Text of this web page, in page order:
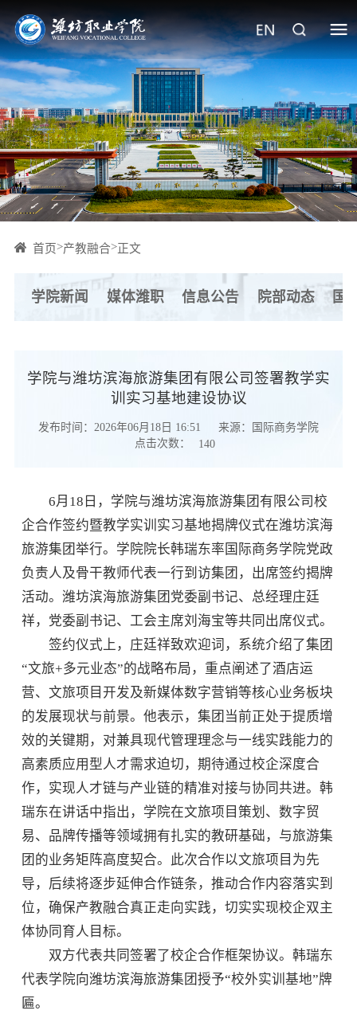
学院新闻 媒体潍职 信息公告 院部动态 国
首页>产教融合>正文
学院与潍坊滨海旅游集团有限公司签署教学实
训实习基地建设协议
发布时间：2026年06月18日 16:51
来源：国际商务学院
点击次数：
140
6月18日，学院与潍坊滨海旅游集团有限公司校
企合作签约暨教学实训实习基地揭牌仪式在潍坊滨海
旅游集团举行。学院院长韩瑞东率国际商务学院党政
负责人及骨干教师代表一行到访集团，出席签约揭牌
活动。潍坊滨海旅游集团党委副书记、总经理庄廷
祥，党委副书记、工会主席刘海宝等共同出席仪式。
签约仪式上，庄廷祥致欢迎词，系统介绍了集团
“文旅+多元业态”的战略布局，重点阐述了酒店运
营、文旅项目开发及新媒体数字营销等核心业务板块
的发展现状与前景。他表示，集团当前正处于提质增
效的关键期，对兼具现代管理理念与一线实践能力的
高素质应用型人才需求迫切，期待通过校企深度合
作，实现人才链与产业链的精准对接与协同共进。韩
瑞东在讲话中指出，学院在文旅项目策划、数字贸
易、品牌传播等领域拥有扎实的教研基础，与旅游集
团的业务矩阵高度契合。此次合作以文旅项目为先
导，后续将逐步延伸合作链条，推动合作内容落实到
位，确保产教融合真正走向实践，切实实现校企双主
体协同育人目标。
双方代表共同签署了校企合作框架协议。韩瑞东
代表学院向潍坊滨海旅游集团授予“校外实训基地”牌
匾。